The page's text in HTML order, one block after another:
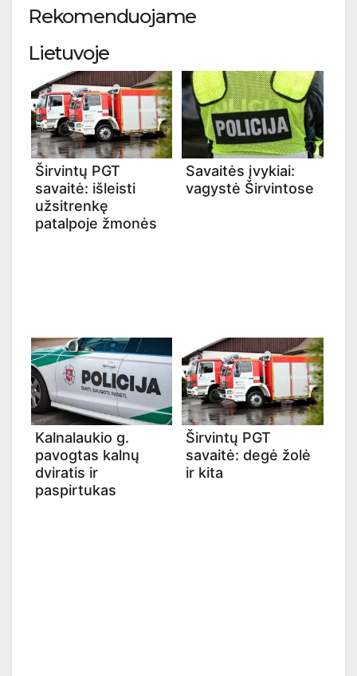
Rekomenduojame
Lietuvoje
Širvintų PGT
savaitė: išleisti
užsitrenkę
patalpoje žmonės
Savaitės įvykiai:
vagystė Širvintose
Kalnalaukio g.
pavogtas kalnų
dviratis ir
paspirtukas
Širvintų PGT
savaitė: degė žolė
ir kita